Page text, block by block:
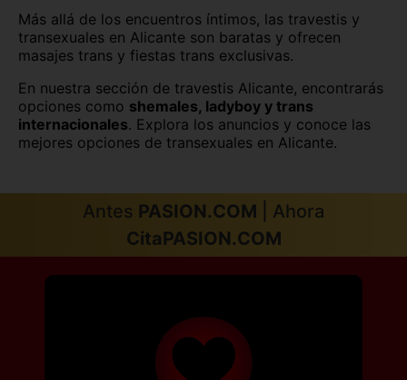
Teruel capital Toledo capital
Valencia capital Valladolid capital
Vitoria Zamora capital
Zaragoza capital
Más allá de los encuentros íntimos, las travestis y
transexuales en Alicante son baratas y ofrecen
masajes trans y fiestas trans exclusivas.
En nuestra sección de travestis Alicante, encontrarás
opciones como shemales, ladyboy y trans
internacionales. Explora los anuncios y conoce las
mejores opciones de transexuales en Alicante.
Antes PASION.COM | Ahora
CitaPASION.COM